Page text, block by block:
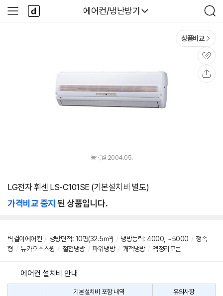
다나와
에어컨/냉난방기
검
색
사
이
다
나
와
상품비교
관
심
등록월 2004.05.
LG전자 휘센 LS-C101SE (기본설치비 별도)
가격비교 중지 된 상품입니다.
벽걸이에어컨 / 냉방면적: 10평(32.5㎡) / 냉방능력: 4000 ~5000 / 정속
형 / 뉴카오스스윙 / 절전냉방 / 파워냉방 / 쾌적냉방 / 액정리모콘
에어컨 설치비 안내
기본설치비 포함 내역 유의사항